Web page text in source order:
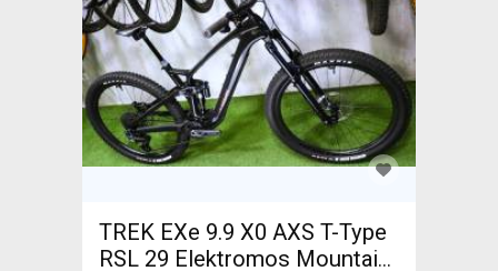
TREK EXe 9.9 X0 AXS T-Type
RSL 29 Elektromos Mountain